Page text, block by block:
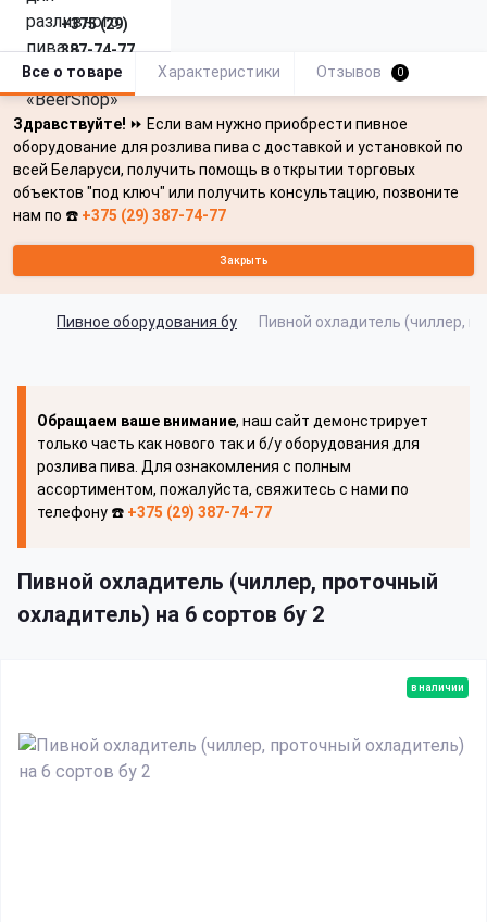
Здравствуйте! ⏩ Если вам нужно приобрести пивное
оборудование для розлива пива с доставкой и установкой по
всей Беларуси, получить помощь в открытии торговых
объектов "под ключ" или получить консультацию, позвоните
нам по ☎️ +375 (29) 387-74-77
Закрыть
+375 (29)
387-74-77
Пивное оборудования бу Пивной охладитель (чиллер,
Обращаем ваше внимание, наш сайт демонстрирует
только часть как нового так и б/у оборудования для
розлива пива. Для ознакомления с полным
ассортиментом, пожалуйста, свяжитесь с нами по
телефону ☎️ +375 (29) 387-74-77
Пивной охладитель (чиллер, проточный
охладитель) на 6 сортов бу 2
Все о товаре Характеристики Отзывов 0
в наличии